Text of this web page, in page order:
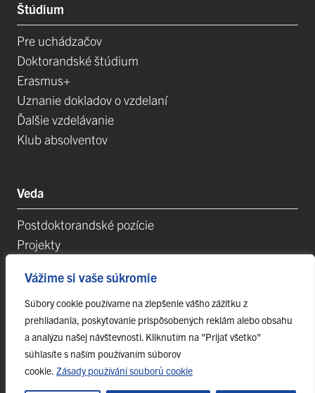
Vážime si vaše súkromie
Súbory cookie používame na zlepšenie vášho zážitku z
prehliadania, poskytovanie prispôsobených reklám alebo obsahu
a analýzu našej návštevnosti. Kliknutím na "Prijať všetko"
súhlasíte s naším používaním súborov
cookie. Zásady používání souborů cookie
Štúdium
Pre uchádzačov
Doktorandské štúdium
Erasmus+
Uznanie dokladov o vzdelaní
Ďalšie vzdelávanie
Klub absolventov
Veda
Postdoktorandské pozície
Projekty
TIP-UPJŠ
Vedecké parky
Evidencia publikačnej činnosti
Habilitačné a vymenúvacie konania